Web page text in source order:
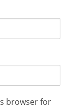
browser for